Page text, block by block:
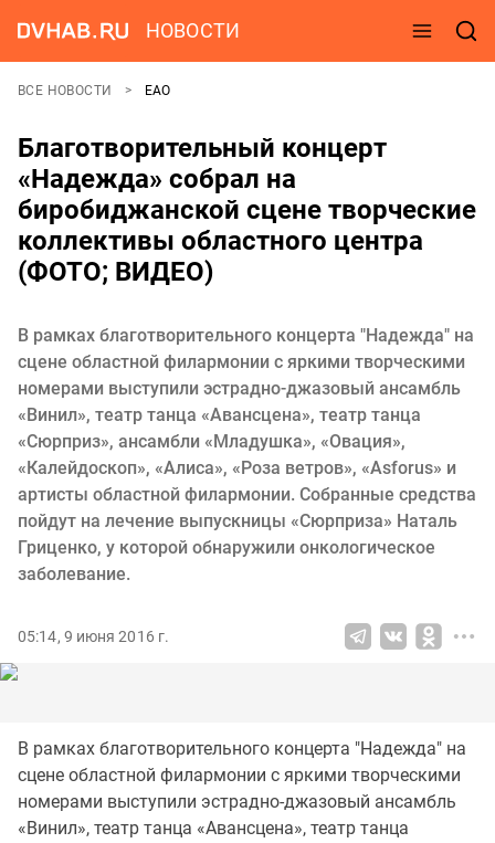
НОВОСТИ
ВСЕ НОВОСТИ ЕАО
Благотворительный концерт
«Надежда» собрал на
биробиджанской сцене творческие
коллективы областного центра
(ФОТО; ВИДЕО)
В рамках благотворительного концерта "Надежда" на
сцене областной филармонии с яркими творческими
номерами выступили эстрадно-джазовый ансамбль
«Винил», театр танца «Авансцена», театр танца
«Сюрприз», ансамбли «Младушка», «Овация»,
«Калейдоскоп», «Алиса», «Роза ветров», «Asforus» и
артисты областной филармонии. Собранные средства
пойдут на лечение выпускницы «Сюрприза» Наталь
Гриценко, у которой обнаружили онкологическое
заболевание.
05:14, 9 июня 2016 г.
В рамках благотворительного концерта "Надежда" на
сцене областной филармонии с яркими творческими
номерами выступили эстрадно-джазовый ансамбль
«Винил», театр танца «Авансцена», театр танца